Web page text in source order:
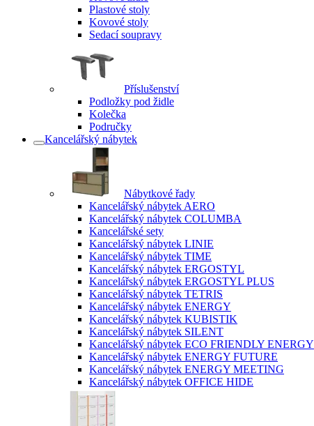
Plastové stoly
Kovové stoly
Sedací soupravy
Příslušenství
Podložky pod židle
Kolečka
Područky
Kancelářský nábytek
Nábytkové řady
Kancelářský nábytek AERO
Kancelářský nábytek COLUMBA
Kancelářské sety
Kancelářský nábytek LINIE
Kancelářský nábytek TIME
Kancelářský nábytek ERGOSTYL
Kancelářský nábytek ERGOSTYL PLUS
Kancelářský nábytek TETRIS
Kancelářský nábytek ENERGY
Kancelářský nábytek KUBISTIK
Kancelářský nábytek SILENT
Kancelářský nábytek ECO FRIENDLY ENERGY
Kancelářský nábytek ENERGY FUTURE
Kancelářský nábytek ENERGY MEETING
Kancelářský nábytek OFFICE HIDE